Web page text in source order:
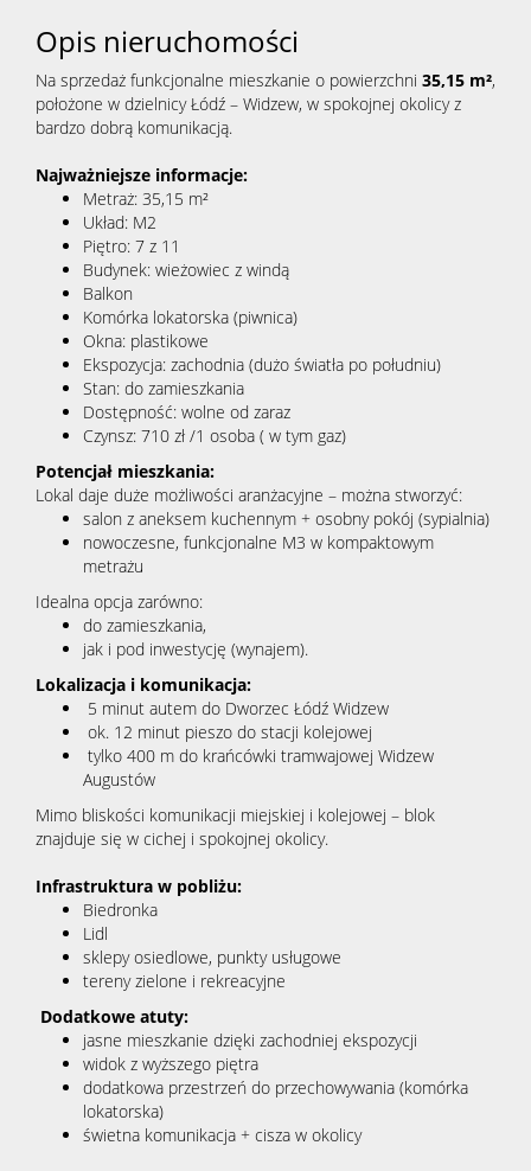
Opis nieruchomości
Na sprzedaż funkcjonalne mieszkanie o powierzchni 35,15 m²,
położone w dzielnicy Łódź – Widzew, w spokojnej okolicy z
bardzo dobrą komunikacją.
Najważniejsze informacje:
Metraż: 35,15 m²
Układ: M2
Piętro: 7 z 11
Budynek: wieżowiec z windą
Balkon
Komórka lokatorska (piwnica)
Okna: plastikowe
Ekspozycja: zachodnia (dużo światła po południu)
Stan: do zamieszkania
Dostępność: wolne od zaraz
Czynsz: 710 zł /1 osoba ( w tym gaz)
Potencjał mieszkania:
Lokal daje duże możliwości aranżacyjne – można stworzyć:
salon z aneksem kuchennym + osobny pokój (sypialnia)
nowoczesne, funkcjonalne M3 w kompaktowym
metrażu
Idealna opcja zarówno:
do zamieszkania,
jak i pod inwestycję (wynajem).
Lokalizacja i komunikacja:
5 minut autem do Dworzec Łódź Widzew
ok. 12 minut pieszo do stacji kolejowej
tylko 400 m do krańcówki tramwajowej Widzew
Augustów
Mimo bliskości komunikacji miejskiej i kolejowej – blok
znajduje się w cichej i spokojnej okolicy.
Infrastruktura w pobliżu:
Biedronka
Lidl
sklepy osiedlowe, punkty usługowe
tereny zielone i rekreacyjne
Dodatkowe atuty:
jasne mieszkanie dzięki zachodniej ekspozycji
widok z wyższego piętra
dodatkowa przestrzeń do przechowywania (komórka
lokatorska)
świetna komunikacja + cisza w okolicy